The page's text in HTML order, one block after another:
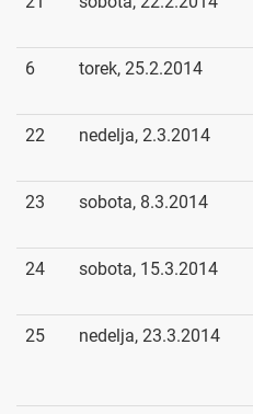
6 torek, 25.2.2014
22 nedelja, 2.3.2014
23 sobota, 8.3.2014
24 sobota, 15.3.2014
25 nedelja, 23.3.2014